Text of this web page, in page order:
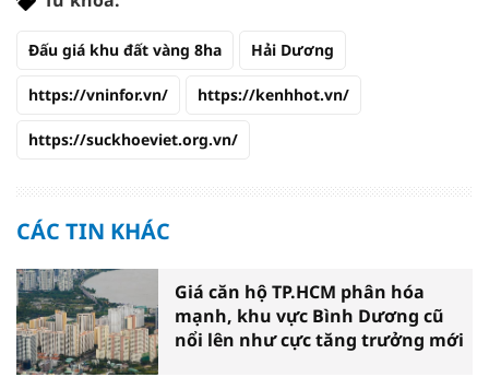
Đấu giá khu đất vàng 8ha Hải Dương
https://vninfor.vn/ https://kenhhot.vn/
https://suckhoeviet.org.vn/
CÁC TIN KHÁC
Giá căn hộ TP.HCM phân hóa
mạnh, khu vực Bình Dương cũ
nổi lên như cực tăng trưởng mới